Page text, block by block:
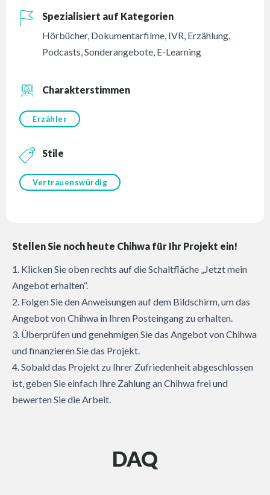
Spezialisiert auf Kategorien
Hörbücher, Dokumentarfilme, IVR, Erzählung,
Podcasts,Sonderangebote, E-Learning
Charakterstimmen
Erzähler
Stile
Vertrauenswürdig
Stellen Sie noch heute Chihwa für Ihr Projekt ein!
1. Klicken Sie oben rechts auf die Schaltfläche „Jetzt mein
Angebot erhalten“.
2. Folgen Sie den Anweisungen auf dem Bildschirm, um das
Angebot von Chihwa in Ihren Posteingang zu erhalten.
3. Überprüfen und genehmigen Sie das Angebot von Chihwa
und finanzieren Sie das Projekt.
4. Sobald das Projekt zu Ihrer Zufriedenheit abgeschlossen
ist, geben Sie einfach Ihre Zahlung an Chihwa frei und
bewerten Sie die Arbeit.
DAQ